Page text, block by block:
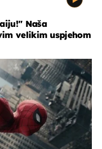
Naša
velikim uspjehom